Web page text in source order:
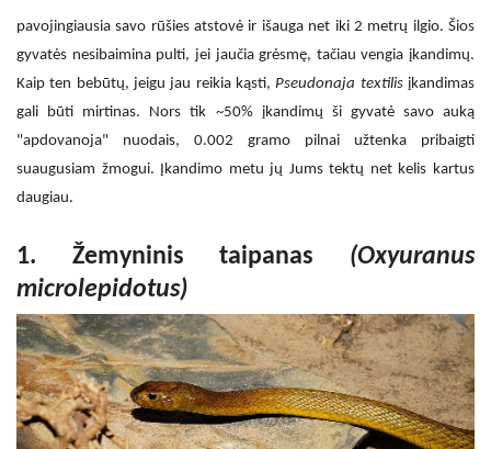
pavojingiausia savo rūšies atstovė ir išauga net iki 2 metrų ilgio. Šios
gyvatės nesibaimina pulti, jei jaučia grėsmę, tačiau vengia įkandimų.
Kaip ten bebūtų, jeigu jau reikia kąsti,Pseudonaja textilis įkandimas
gali būti mirtinas. Nors tik ~50% įkandimų ši gyvatė savo auką
"apdovanoja" nuodais, 0.002 gramo pilnai užtenka pribaigti
suaugusiam žmogui. Įkandimo metu jų Jums tektų net kelis kartus
daugiau.
1. Žemyninis taipanas (Oxyuranus
microlepidotus)